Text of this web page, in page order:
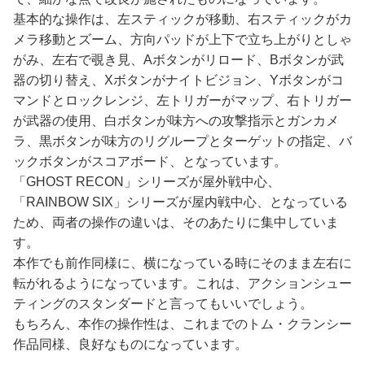
基本的な操作は、左スティックが移動、右スティックがカ
メラ移動とズーム、方向パッドが上下で立ち上がりとしゃ
がみ、左右で覗き見、Aボタンがリロード、Bボタンが武
器の切り替え、Xボタンがナイトビジョン、Yボタンがコ
マンドとロックレンジ、左トリガーがマップ、右トリガー
が武器の使用、白ボタンが味方への攻撃指示とガンカメ
ラ、黒ボタンが味方のリグループとターゲットの指定、バ
ックボタンがスコアボード、となっています。
「GHOST RECON」シリーズが屋外戦中心、
「RAINBOW SIX」シリーズが屋内戦中心、となっている
ため、両者の操作の違いは、そのあたりに集中していま
す。
本作でも前作同様に、横になっている時にそのまま左右に
転がれるようになっています。これは、アクションシュー
ティングのスタンダードと言ってもいいでしょう。
もちろん、本作の操作性は、これまでのトム・クランシー
作品同様、良好なものになっています。